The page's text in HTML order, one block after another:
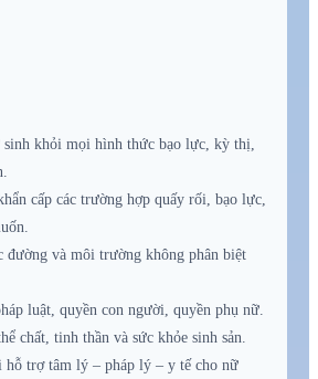
khỏi mọi hình thức bạo lực, kỳ thị,
cấp các trường hợp quấy rối, bạo lực,
đường và môi trường không phân biệt
luật, quyền con người, quyền phụ nữ.
chất, tinh thần và sức khỏe sinh sản.
hỗ trợ tâm lý – pháp lý – y tế cho nữ